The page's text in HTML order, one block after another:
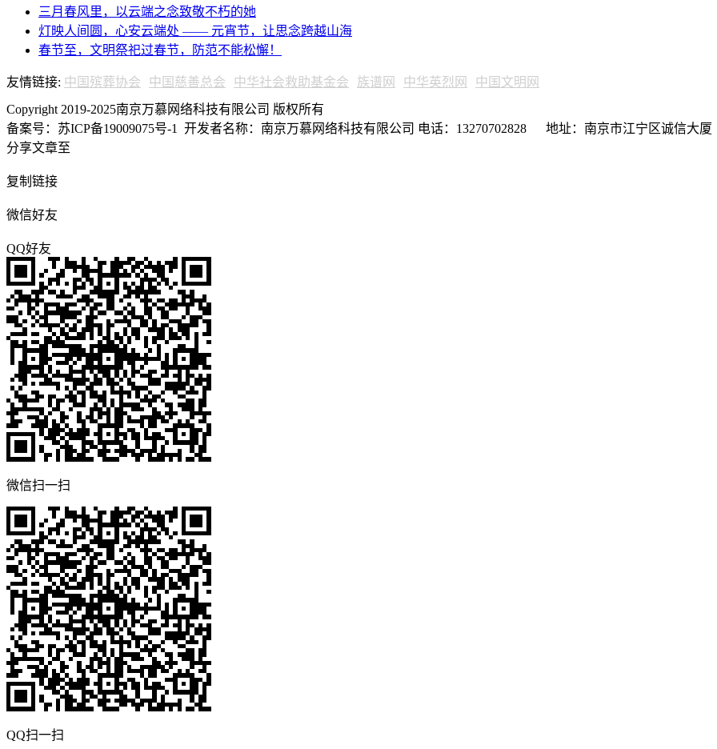
三月春风里，以云端之念致敬不朽的她
灯映人间圆，心安云端处 —— 元宵节，让思念跨越山海
春节至，文明祭祀过春节，防范不能松懈！
友情链接: 中国殡葬协会 中国慈善总会 中华社会救助基金会 族谱网 中华英烈网
中国文明网
Copyright 2019-2025南京万慕网络科技有限公司 版权所有
备案号：苏ICP备19009075号-1
开发者名称：南京万慕网络科技有限公司 电话：13270702828 地址：南京市江宁区诚信大厦
分享文章至
复制链接
微信好友
QQ好友
微信扫一扫
QQ扫一扫